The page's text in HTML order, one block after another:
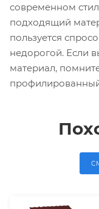
современном
подходящий
пользуется
недорогой. Если
материал,